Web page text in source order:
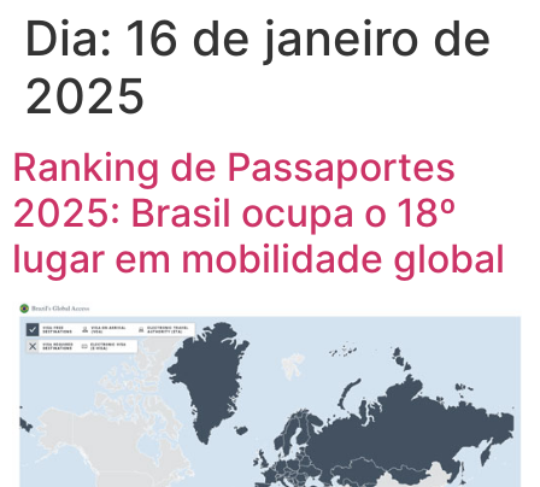
Dia: 16 de janeiro de
2025
Ranking de Passaportes
2025: Brasil ocupa o 18º
lugar em mobilidade global